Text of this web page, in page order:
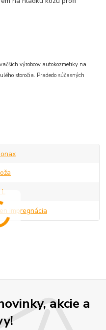
výrobcov autokozmetiky na
storočia. Pradedo súčasných
L
impregnácia
akcie a